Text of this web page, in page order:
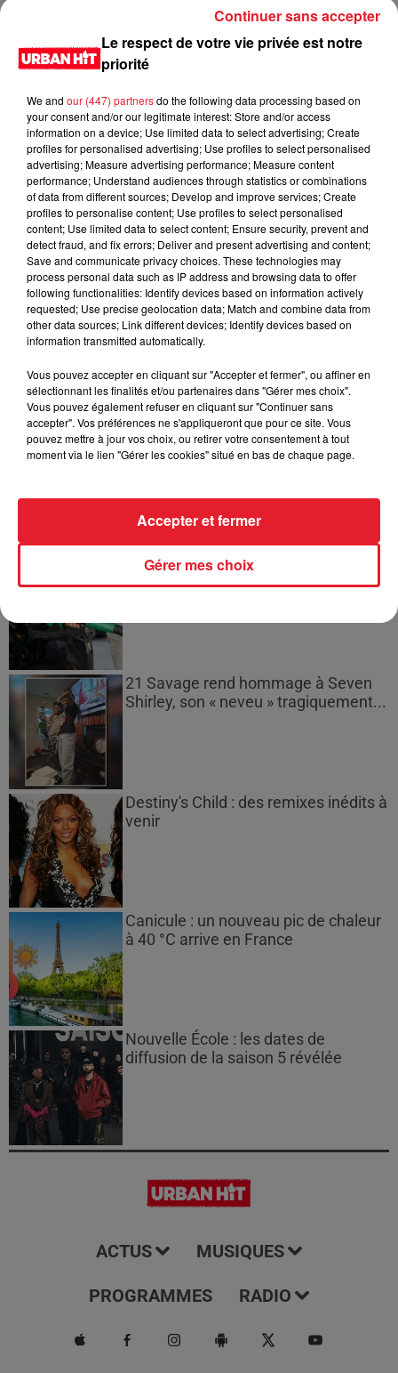
masculine dans sa bataille...
Des vitres tombent de la tour
Montparnasse : des désaccords
entre...
Incendies en Gironde : encore
plusieurs semaines avant
Bouches-du-Rhône : les ossements
de deux militaires disparus...
Les prix des carburants explosent :
gazole et SP95-E10 au-dessus de...
21 Savage rend hommage à Seven
Shirley, son « neveu » tragiquement...
Destiny's Child : des remixes inédits à
venir
Canicule : un nouveau pic de chaleur
à 40 °C arrive en France
Nouvelle École : les dates de
diffusion de la saison 5 révélée
ACTUS MUSIQUES
PROGRAMMES RADIO
Le respect de votre vie privée est notre
priorité
We and our (447) partnersdo the following data processing based on
your consent and/or our legitimate interest: Store and/or access
information on a device; Use limited data to select advertising; Create
profiles for personalised advertising; Use profiles to select personalised
advertising; Measure advertising performance; Measure content
performance; Understand audiences through statistics or combinations
of data from different sources; Develop and improve services; Create
profiles to personalise content; Use profiles to select personalised
content; Use limited data to select content; Ensure security, prevent and
detect fraud, and fix errors; Deliver and present advertising and content;
Save and communicate privacy choices. These technologies may
process personal data such as IP address and browsing data to offer
following functionalities: Identify devices based on information actively
requested; Use precise geolocation data; Match and combine data from
other data sources; Link different devices; Identify devices based on
information transmitted automatically.
Vous pouvez accepter en cliquant sur "Accepter et fermer", ou affiner en
sélectionnant les finalités et/ou partenaires dans "Gérer mes choix".
Vous pouvez également refuser en cliquant sur "Continuer sans
accepter". Vos préférences ne s'appliqueront que pour ce site. Vous
pouvez mettre à jour vos choix, ou retirer votre consentement à tout
moment via le lien "Gérer les cookies" situé en bas de chaque page.
Gérer mes choix
Accepter et fermer
Continuer sans accepter